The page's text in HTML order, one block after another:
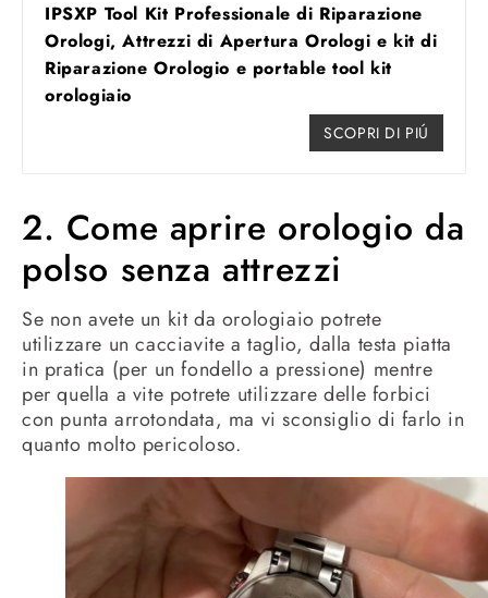
IPSXP Tool Kit Professionale di Riparazione
Orologi, Attrezzi di Apertura Orologi e kit di
Riparazione Orologio e portable tool kit
orologiaio
SCOPRI DI PIÚ
2. Come aprire orologio da
polso senza attrezzi
Se non avete un kit da orologiaio potrete
utilizzare un cacciavite a taglio, dalla testa piatta
in pratica (per un fondello a pressione) mentre
per quella a vite potrete utilizzare delle forbici
con punta arrotondata, ma vi sconsiglio di farlo in
quanto molto pericoloso.